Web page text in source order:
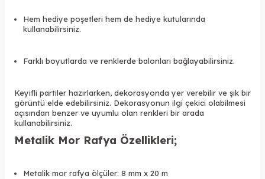
Hem hediye poşetleri hem de hediye kutularında
kullanabilirsiniz.
Farklı boyutlarda ve renklerde balonları bağlayabilirsiniz.
Keyifli partiler hazırlarken, dekorasyonda yer verebilir ve şık bir
görüntü elde edebilirsiniz. Dekorasyonun ilgi çekici olabilmesi
açısından benzer ve uyumlu olan renkleri bir arada
kullanabilirsiniz.
Metalik Mor Rafya Özellikleri;
Metalik mor rafya ölçüler: 8 mm x 20 m